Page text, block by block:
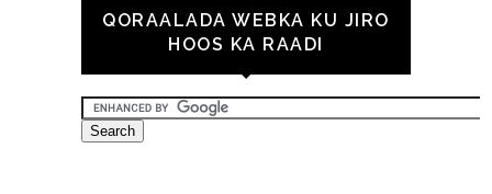
QORAALADA WEBKA KU JIRO
HOOS KA RAADI